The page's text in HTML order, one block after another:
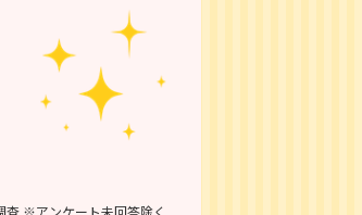
※アンケート未回答除く